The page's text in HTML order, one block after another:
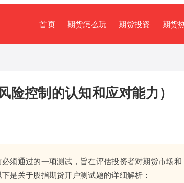
首页 期货怎么玩 期货投资 期货
控制的认知和应对能力）
须通过的一项测试，旨在评估投资者对期货市场和
是关于股指期货开户测试题的详细解析：